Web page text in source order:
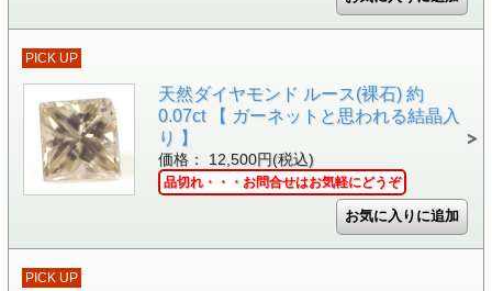
PICK UP
天然ダイヤモンド ルース(裸石) 約
0.07ct 【 ガーネットと思われる結晶入
り 】
価格： 12,500円(税込)
品切れ・・・お問合せはお気軽にどうぞ
PICK UP